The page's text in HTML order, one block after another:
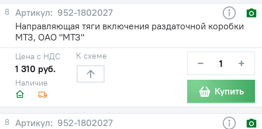
8
952-1802027
Направляющая тяги включения раздаточной коробки
МТЗ, ОАО "МТЗ"
Наличие
Цена с НДС
1 310 руб.
К схеме − +
Купить
8
952-1802027